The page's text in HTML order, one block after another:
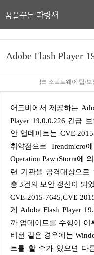
꿈을꾸는 파랑새
Adobe Flash Player
소프트웨어 팁/보
어도비에서 제공하는 Adobe Flash Player에 대한 Adobe Flash
Player 19.0.0.226 긴급
안 업데이트는 CVE-
취약점으로 Trendmicro
Operation PawnStorm에
련 기관을 공격대상으로
총 3건의 보안 갱신이 되
CVE-2015-7645,CVE-2015-7647,CVE-2015-7648이며 간단하
게 Adobe Flash Player
까 업데이트를 수행이 이
버전 같은 경우에는
트를 할 수가 있으면 다